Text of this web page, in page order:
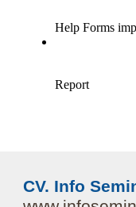
CV. Info